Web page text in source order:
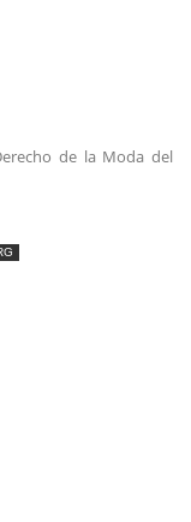
de la Moda del